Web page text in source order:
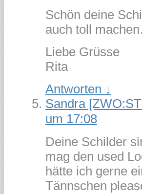
Schön deine
auch toll
Liebe Grüsse
Rita
Antworten ↓
Sandra
um 17:08
Deine Schilder
mag den used
hätte ich gerne
Tännschen